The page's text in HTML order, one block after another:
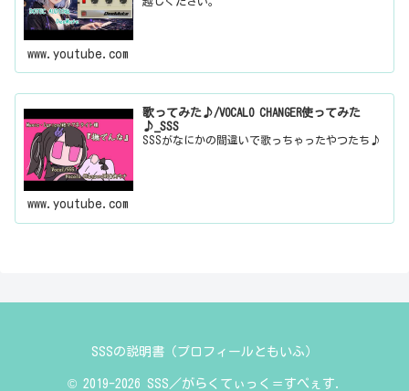
www.youtube.com
歌ってみた♪/VOCALO CHANGER使ってみた
♪_SSS
SSSがなにかの間違いで歌っちゃったやつたち♪
www.youtube.com
SSSの説明書（プロフィールともいふ）
© 2019-2026 SSS／がらくてぃっく＝すぺぇす.